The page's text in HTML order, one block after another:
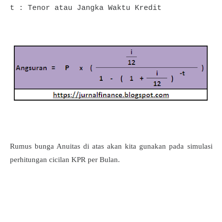
t : Tenor atau Jangka Waktu Kredit
Rumus bunga Anuitas di atas akan kita gunakan pada simulasi
perhitungan cicilan KPR per Bulan.